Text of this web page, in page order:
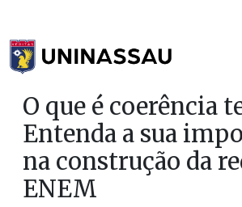
O que é coerência
Entenda a sua
na construção da
ENEM